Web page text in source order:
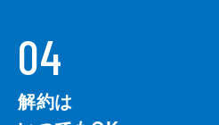
04
解約は